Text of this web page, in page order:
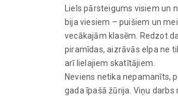
Liels pārsteigums visiem un
bija viesiem – puišiem un
vecākajām klasēm. Redzot
piramīdas, aizrāvās elpa ne
arī lielajiem skatītājiem.
Neviens netika nepamanīts,
gada īpašā žūrija. Viņu darbs